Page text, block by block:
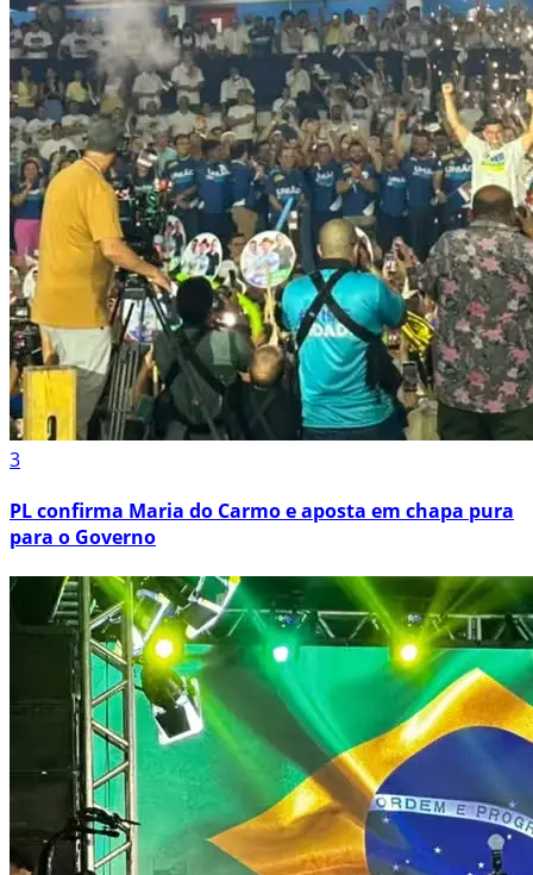
3
PL confirma Maria do Carmo e aposta em chapa pura
para o Governo